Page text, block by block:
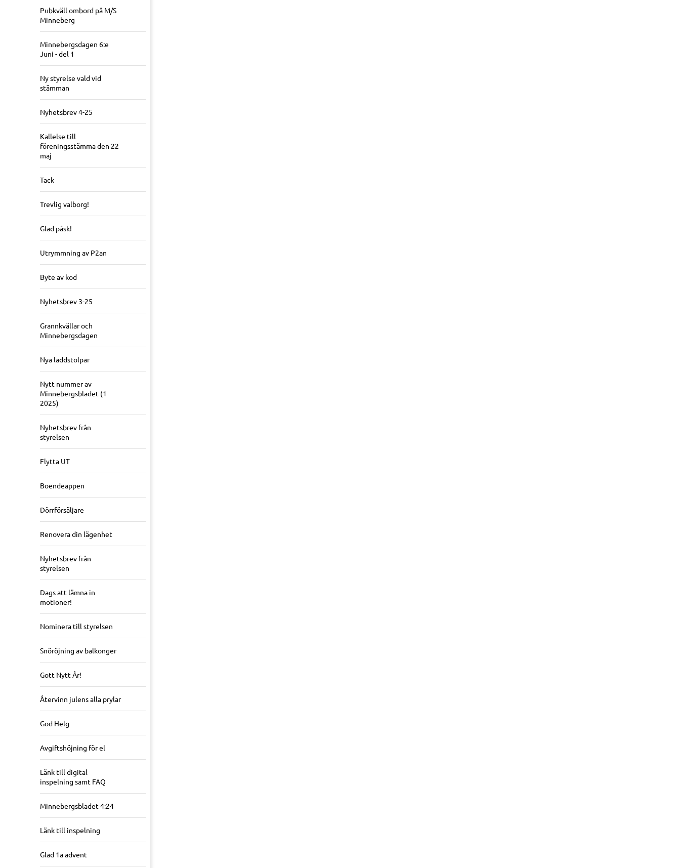
Pubkväll ombord på M/S
Minneberg
Minnebergsdagen 6:e
Juni - del 1
Ny styrelse vald vid
stämman
Nyhetsbrev 4-25
Kallelse till
föreningsstämma den 22
maj
Tack
Trevlig valborg!
Glad påsk!
Utrymmning av P2an
Byte av kod
Nyhetsbrev 3-25
Grannkvällar och
Minnebergsdagen
Nya laddstolpar
Nytt nummer av
Minnebergsbladet (1
2025)
Nyhetsbrev från
styrelsen
Flytta UT
Boendeappen
Dörrförsäljare
Renovera din lägenhet
Nyhetsbrev från
styrelsen
Dags att lämna in
motioner!
Nominera till styrelsen
Snöröjning av balkonger
Gott Nytt År!
Återvinn julens alla prylar
God Helg
Avgiftshöjning för el
Länk till digital
inspelning samt FAQ
Minnebergsbladet 4:24
Länk till inspelning
Glad 1a advent